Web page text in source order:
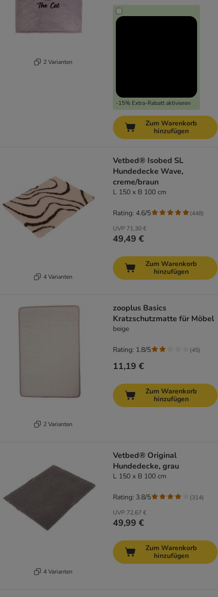
2 Varianten
-15% Extra-Rabatt aktivieren
Zum Warenkorb
hinzufügen
4 Varianten
Vetbed® Isobed SL
Hundedecke Wave,
creme/braun
L 150 x B 100 cm
UVP 71,30 €
49,49 €
Rating: 4.6/5 (448)
Zum Warenkorb
hinzufügen
2 Varianten
zooplus Basics
Kratzschutzmatte für Möbel
beige
11,19 €
Rating: 1.8/5 (45)
Zum Warenkorb
hinzufügen
4 Varianten
Vetbed® Original
Hundedecke, grau
L 150 x B 100 cm
UVP 72,67 €
49,99 €
Rating: 3.8/5 (314)
Zum Warenkorb
hinzufügen